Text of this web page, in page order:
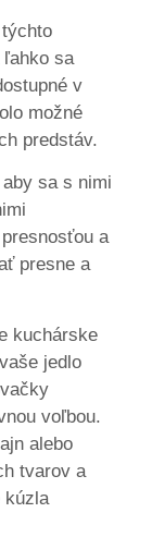
sa
v
možné
predstáv.
sa s nimi
a
presne a
kuchárske
jedlo
voľbou.
alebo
tvarov a
kúzla